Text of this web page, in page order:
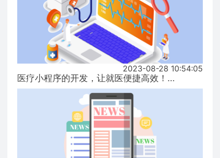
2023-08-28 10:54:05
医疗小程序的开发，让就医便捷高效！...